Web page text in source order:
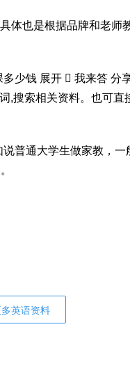
也是根据品牌和老师
少钱 展开  我来答 分
,搜索相关资料。也可直
普通大学生做家教，一
英语资料